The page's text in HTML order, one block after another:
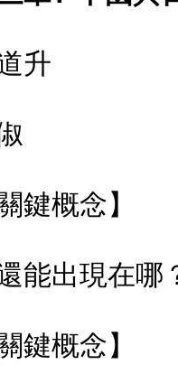
升
關鍵概念】
能出現在哪
關鍵概念】